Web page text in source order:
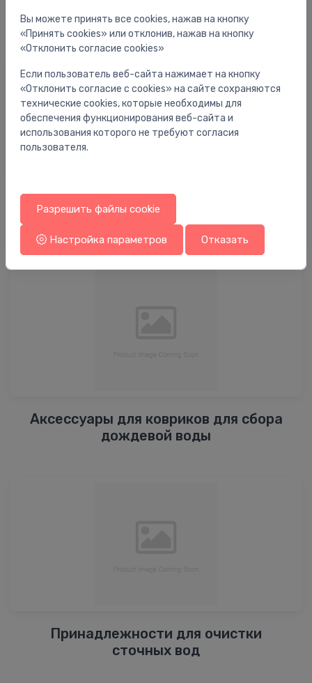
Принадлежности для точечного
водоотвода
Аксессуары для ковриков для сбора
дождевой воды
Принадлежности для очистки
сточных вод
Вы можете принять все cookies, нажав на кнопку
«Принять cookies» или отклонив, нажав на кнопку
«Отклонить согласие cookies»
Если пользователь веб-сайта нажимает на кнопку
«Отклонить согласие с cookies» на сайте сохраняются
технические cookies, которые необходимы для
обеспечения функционирования веб-сайта и
использования которого не требуют согласия
пользователя.
Разрешить файлы cookie
Настройка параметров Отказать